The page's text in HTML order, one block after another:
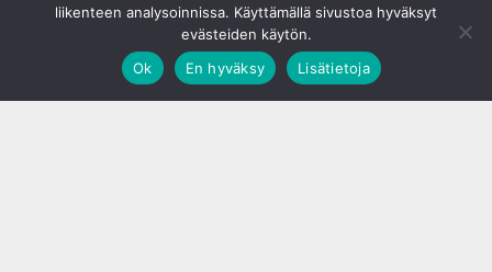
liikenteen analysoinnissa. Käyttämällä sivustoa hyväksyt
evästeiden käytön.
Ok
En hyväksy Lisätietoja